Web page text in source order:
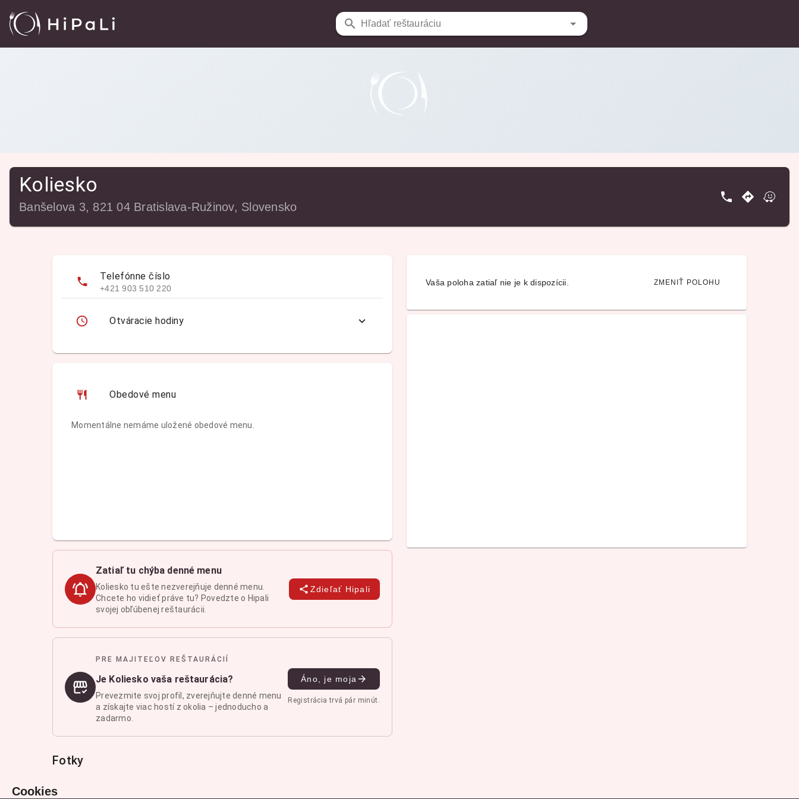
Hľadať reštauráciu
Reštaurácie Koliesko
Koliesko
Banšelova 3, 821 04 Bratislava-Ružinov, Slovensko
Telefónne číslo
+421 903 510 220
Otváracie hodiny
Obedové menu
Momentálne nemáme uložené obedové menu.
Zatiaľ tu chýba denné menu
Koliesko tu ešte nezverejňuje denné menu.
Chcete ho vidieť práve tu? Povedzte o Hipali
svojej obľúbenej reštaurácii.
Zdieľať Hipali
PRE MAJITEĽOV REŠTAURÁCIÍ
Je Koliesko vaša reštaurácia?
Prevezmite svoj profil, zverejňujte denné menu
a získajte viac hostí z okolia – jednoducho a
zadarmo.
Áno, je moja
Registrácia trvá pár minút.
Vaša poloha zatiaľ nie je k dispozícii. ZMENIŤ POLOHU
Fotky
Cookies